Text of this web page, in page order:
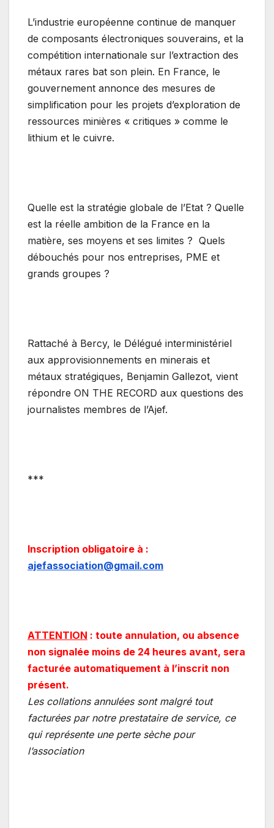
L’industrie européenne continue de manquer
de composants électroniques souverains, et la
compétition internationale sur l’extraction des
métaux rares bat son plein. En France, le
gouvernement annonce des mesures de
simplification pour les projets d’exploration de
ressources minières « critiques » comme le
lithium et le cuivre.
Quelle est la stratégie globale de l’Etat ? Quelle
est la réelle ambition de la France en la
matière, ses moyens et ses limites ? Quels
débouchés pour nos entreprises, PME et
grands groupes ?
Rattaché à Bercy, le Délégué interministériel
aux approvisionnements en minerais et
métaux stratégiques, Benjamin Gallezot, vient
répondre ON THE RECORD aux questions des
journalistes membres de l’Ajef.
***
Inscription obligatoire à :
ajefassociation@gmail.com
ATTENTION : toute annulation, ou absence
non signalée moins de 24 heures avant, sera
facturée automatiquement à l’inscrit non
présent.
Les collations annulées sont malgré tout
facturées par notre prestataire de service, ce
qui représente une perte sèche pour
l’association